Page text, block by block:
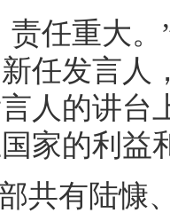
责任重大
任发言人
人的讲台
家的利益
共有陆慷